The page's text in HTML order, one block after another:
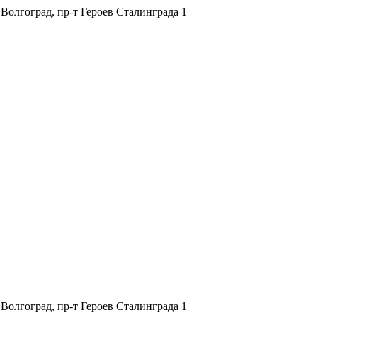
Волгоград, пр-т Героев Сталинграда 1
Волгоград, пр-т Героев Сталинграда 1